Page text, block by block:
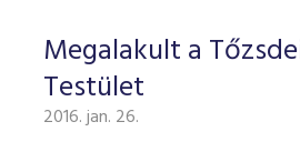
Megalakult a
Testület
2016. jan. 26.